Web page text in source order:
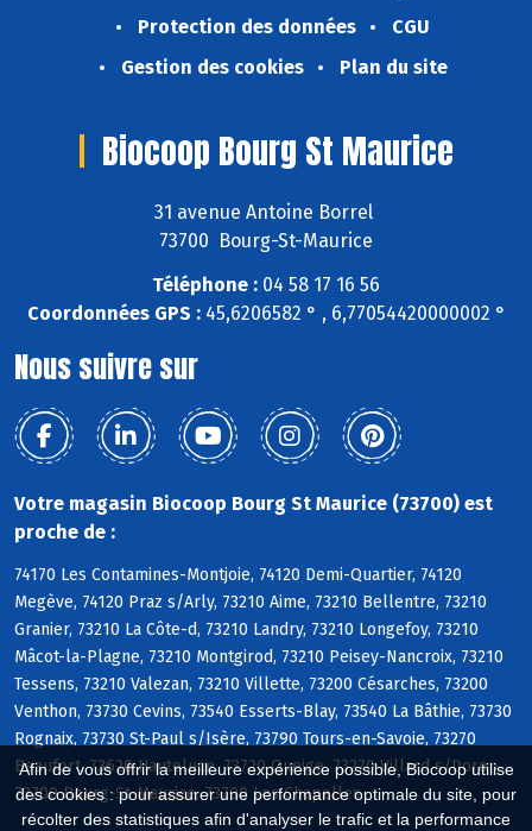
Afin de vous offrir la meilleure expérience possible, Biocoop utilise
des cookies : pour assurer une performance optimale du site, pour
récolter des statistiques afin d'analyser le trafic et la performance
Protection des données
CGU
Gestion des cookies
Plan du site
Biocoop Bourg St Maurice
31 avenue Antoine Borrel
73700 Bourg-St-Maurice
Téléphone : 04 58 17 16 56
Coordonnées GPS :45,6206582 ° , 6,77054420000002 °
Nous suivre sur
Votre magasin Biocoop Bourg St Maurice (73700) est
proche de :
74170 Les Contamines-Montjoie, 74120 Demi-Quartier, 74120
Megève, 74120 Praz s/Arly, 73210 Aime, 73210 Bellentre, 73210
Granier, 73210 La Côte-d, 73210 Landry, 73210 Longefoy, 73210
Mâcot-la-Plagne, 73210 Montgirod, 73210 Peisey-Nancroix, 73210
Tessens, 73210 Valezan, 73210 Villette, 73200 Césarches, 73200
Venthon, 73730 Cevins, 73540 Esserts-Blay, 73540 La Bâthie, 73730
Rognaix, 73730 St-Paul s/Isère, 73790 Tours-en-Savoie, 73270
Beaufort, 73620 Hauteluce, 73720 Queige, 73270 Villard s/Doron,
73700 Bourg-St-Maurice, 73700 Les Chapelles